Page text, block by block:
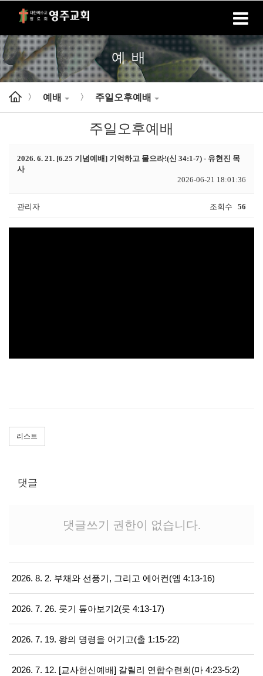
홈 로그인 회원가입
예배
> 예배 > 주일오후예배
주일오후예배
2026. 6. 21. [6.25 기념예배] 기억하고 물으라!(신 34:1-7) - 유현진 목
사
2026-06-21 18:01:36
관리자 조회수 56
리스트
댓글
댓글쓰기 권한이 없습니다.
2026. 8. 2. 부채와 선풍기, 그리고 에어컨(엡 4:13-16)
2026. 7. 26. 룻기 톺아보기2(룻 4:13-17)
2026. 7. 19. 왕의 명령을 어기고(출 1:15-22)
2026. 7. 12. [교사헌신예배] 갈릴리 연합수련회(마 4:23-5:2)